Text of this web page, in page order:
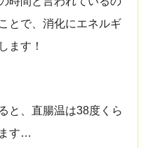
とで、消化にエネルギ
ます！
と、直腸温は38度くら
す…